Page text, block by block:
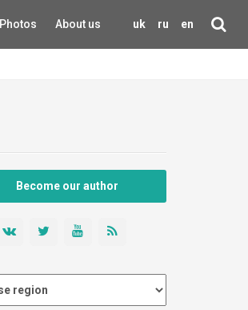
uk ru en
Photos About us
Become our author